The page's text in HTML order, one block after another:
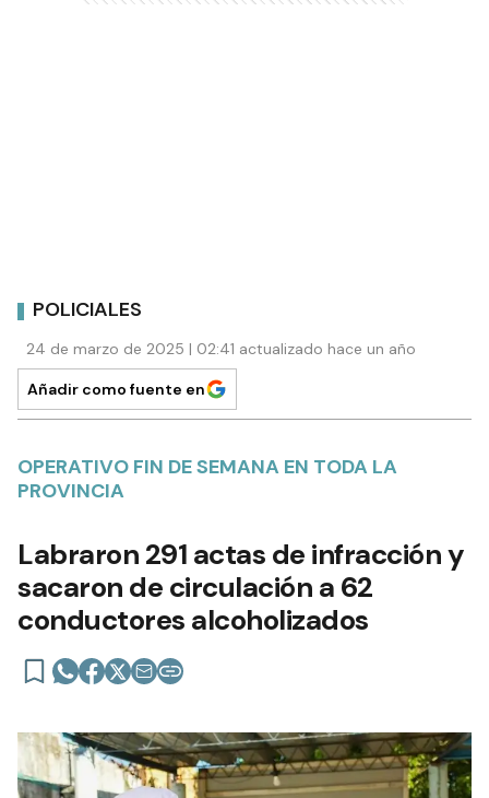
POLICIALES
24 de marzo de 2025 | 02:41 actualizado hace un año
Añadir como fuente en
OPERATIVO FIN DE SEMANA EN TODA LA
PROVINCIA
Labraron 291 actas de infracción y
sacaron de circulación a 62
conductores alcoholizados